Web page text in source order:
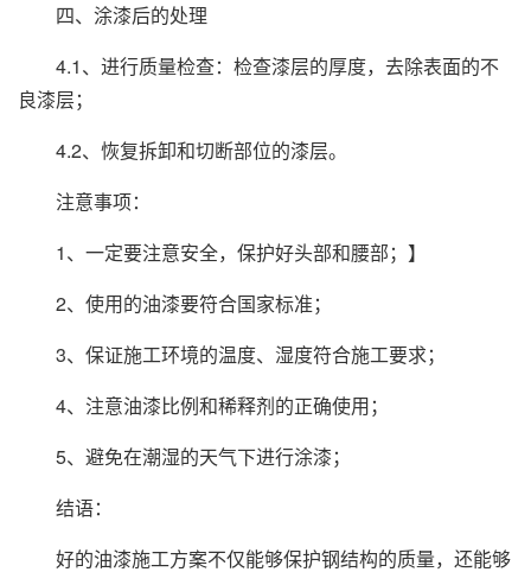
四、涂漆后的处理
4.1、进行质量检查：检查漆层的厚度，去除表面的不
良漆层；
4.2、恢复拆卸和切断部位的漆层。
注意事项：
1、一定要注意安全，保护好头部和腰部；】
2、使用的油漆要符合国家标准；
3、保证施工环境的温度、湿度符合施工要求；
4、注意油漆比例和稀释剂的正确使用；
5、避免在潮湿的天气下进行涂漆；
结语：
好的油漆施工方案不仅能够保护钢结构的质量，还能够